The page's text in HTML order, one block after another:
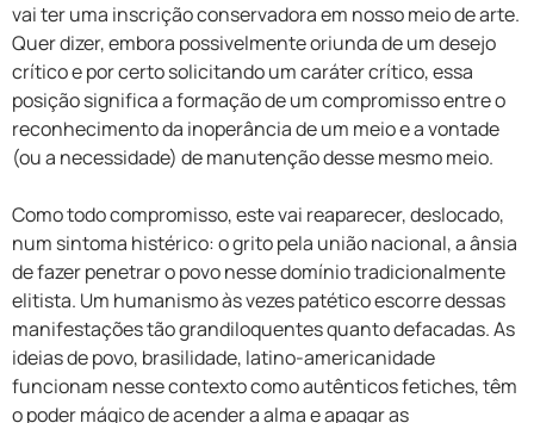
vai ter uma inscrição conservadora em nosso meio de arte.
Quer dizer, embora possivelmente oriunda de um desejo
crítico e por certo solicitando um caráter crítico, essa
posição significa a formação de um compromisso entre o
reconhecimento da inoperância de um meio e a vontade
(ou a necessidade) de manutenção desse mesmo meio.
Como todo compromisso, este vai reaparecer, deslocado,
num sintoma histérico: o grito pela união nacional, a ânsia
de fazer penetrar o povo nesse domínio tradicionalmente
elitista. Um humanismo às vezes patético escorre dessas
manifestações tão grandiloquentes quanto defacadas. As
ideias de povo, brasilidade, latino-americanidade
funcionam nesse contexto como autênticos fetiches, têm
o poder mágico de acender a alma e apagar as